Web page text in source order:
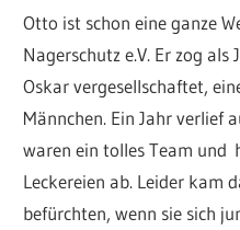
Otto ist schon eine ganze
Nagerschutz e.V. Er zog
Oskar vergesellschaftet,
Männchen. Ein Jahr verlief
waren ein tolles Team und
Leckereien ab. Leider kam
befürchten, wenn sie sich